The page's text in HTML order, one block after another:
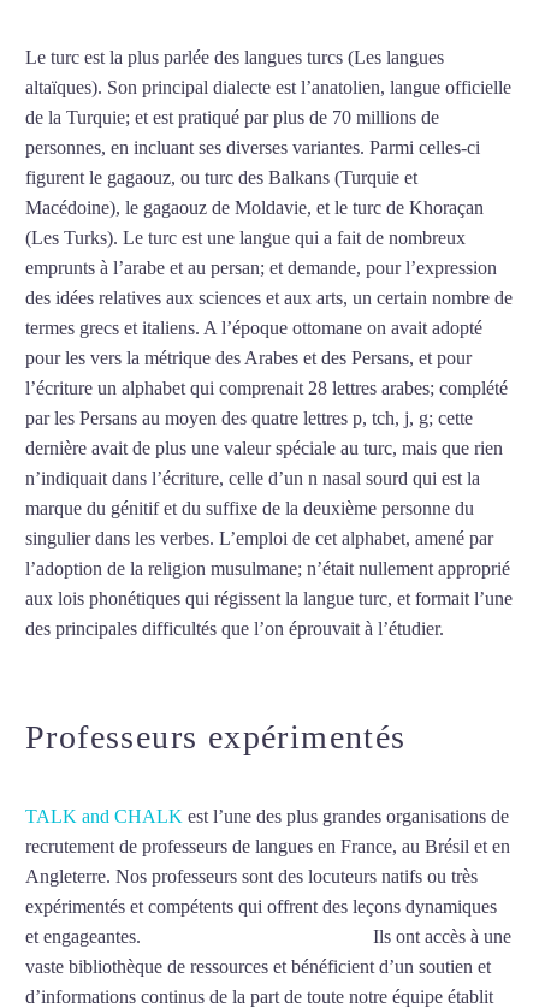
Le turc est la plus parlée des langues turcs (Les langues
altaïques). Son principal dialecte est l’anatolien, langue officielle
de la Turquie; et est pratiqué par plus de 70 millions de
personnes, en incluant ses diverses variantes. Parmi celles-ci
figurent le gagaouz, ou turc des Balkans (Turquie et
Macédoine), le gagaouz de Moldavie, et le turc de Khoraçan
(Les Turks). Le turc est une langue qui a fait de nombreux
emprunts à l’arabe et au persan; et demande, pour l’expression
des idées relatives aux sciences et aux arts, un certain nombre de
termes grecs et italiens. A l’époque ottomane on avait adopté
pour les vers la métrique des Arabes et des Persans, et pour
l’écriture un alphabet qui comprenait 28 lettres arabes; complété
par les Persans au moyen des quatre lettres p, tch, j, g; cette
dernière avait de plus une valeur spéciale au turc, mais que rien
n’indiquait dans l’écriture, celle d’un n nasal sourd qui est la
marque du génitif et du suffixe de la deuxième personne du
singulier dans les verbes. L’emploi de cet alphabet, amené par
l’adoption de la religion musulmane; n’était nullement approprié
aux lois phonétiques qui régissent la langue turc, et formait l’une
des principales difficultés que l’on éprouvait à l’étudier.
Professeurs expérimentés
TALK and CHALK est l’une des plus grandes organisations de
recrutement de professeurs de langues en France, au Brésil et en
Angleterre. Nos professeurs sont des locuteurs natifs ou très
expérimentés et compétents qui offrent des leçons dynamiques
et engageantes.
Ils ont accès à une
vaste bibliothèque de ressources et bénéficient d’un soutien et
d’informations continus de la part de toute notre équipe établit